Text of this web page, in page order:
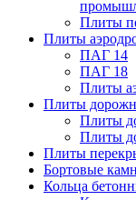
Плиты
Плиты
ПАГ 14
ПАГ 18
Плиты
Плиты
Плиты
Плиты
Плиты
Бортовые
Кольца